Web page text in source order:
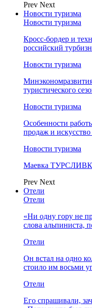
Prev Next
Новости туризма
Новости туризма
Кросс-бордер и
российский
Новости туризма
туристического
Новости туризма
Особенности
продаж и
Новости туризма
Маевка
Prev Next
Отели
Отели
«Ни одну гору не
слова альпиниста,
Отели
Он встал на одно
стоило им восьми
Отели
Его спрашивали,